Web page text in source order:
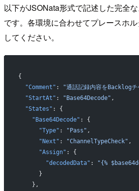
以下がJSONata形式で記述した完全
です。各環境に合わせてプレースホ
してください。
{
  "Comment"
: "通話記録内容をBacklogチ
  "StartAt"
: "Base64Decode" ,
  "States"
: {
    "Base64Decode"
: {
      "Type"
: "Pass" ,
      "Next"
: "ChannelTypeCheck" ,
      "Assign"
: {
        "decodedData"
:
"{%
      }
    },